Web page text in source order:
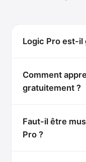
Logic Pro est-il
Comment
gratuitement ?
Faut-il être
Pro ?